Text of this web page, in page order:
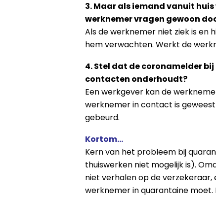
3. Maar als iemand vanuit
werknemer vragen gewoon
Als de werknemer niet ziek is en
hem verwachten. Werkt de
4. Stel dat de coronamelder
contacten onderhoudt?
Een werkgever kan de
werknemer in contact is
gebeurd.
Kortom…
Kern van het probleem bij
thuiswerken niet mogelijk is).
niet verhalen op de
werknemer in quarantaine